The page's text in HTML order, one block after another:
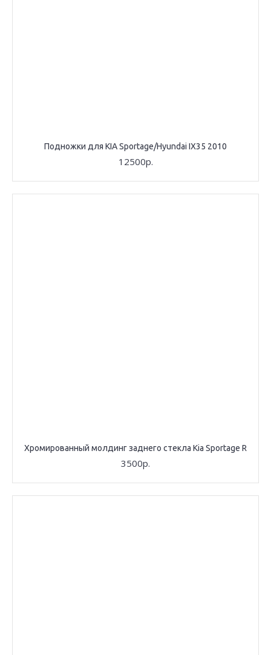
Подножки для KIA Sportage/Hyundai IX35 2010
12500р.
Хромированный молдинг заднего стекла Kia Sportage R
3500р.